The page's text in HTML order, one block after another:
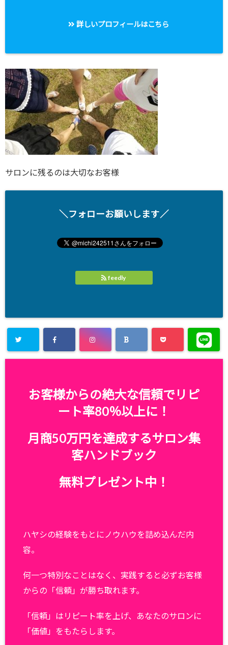
詳しいプロフィールはこちら
サロンに残るのは大切なお客様
＼フォローお願いします／
feedly
お客様からの絶大な信頼でリピ
ート率80％以上に！
月商50万円を達成するサロン集
客ハンドブック
無料プレゼント中！
ハヤシの経験をもとにノウハウを詰め込んだ内
容。
何一つ特別なことはなく、実践すると必ずお客様
からの「信頼」が勝ち取れます。
「信頼」はリピート率を上げ、あなたのサロンに
「価値」をもたらします。